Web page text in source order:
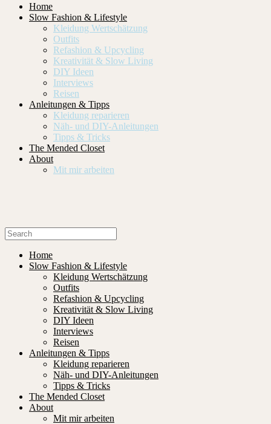
Home
Slow Fashion & Lifestyle
Kleidung Wertschätzung
Outfits
Refashion & Upcycling
Kreativität & Slow Living
DIY Ideen
Interviews
Reisen
Anleitungen & Tipps
Kleidung reparieren
Näh- und DIY-Anleitungen
Tipps & Tricks
The Mended Closet
About
Mit mir arbeiten
Home
Slow Fashion & Lifestyle
Kleidung Wertschätzung
Outfits
Refashion & Upcycling
Kreativität & Slow Living
DIY Ideen
Interviews
Reisen
Anleitungen & Tipps
Kleidung reparieren
Näh- und DIY-Anleitungen
Tipps & Tricks
The Mended Closet
About
Mit mir arbeiten